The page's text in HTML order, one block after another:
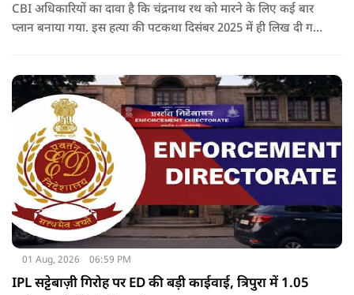
CBI अधिकारियों का दावा है कि चंद्रनाथ रथ को मारने के लिए कई बार
प्लान बनाया गया. इस हत्या की पटकथा दिसंबर 2025 में ही लिख दी गई
01 Aug, 2026 06:59 PM
IPL सट्टेबाज़ी गिरोह पर ED की बड़ी काईवाई, त्रिपुरा में 1.05